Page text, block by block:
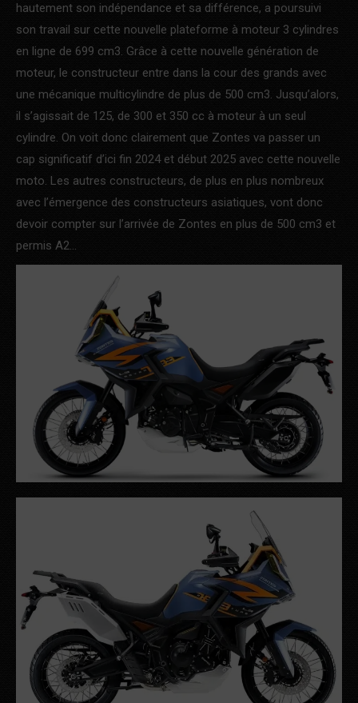
hautement son indépendance et sa différence, a poursuivi
son travail sur cette nouvelle plateforme à moteur 3 cylindres
en ligne de 699 cm3. Grâce à cette nouvelle génération de
moteur, le constructeur entre dans la cour des grands avec
une mécanique multicylindre de plus de 500 cm3. Jusqu’alors,
il s’agissait de 125, de 300 et 350 cc à moteur à un seul
cylindre. On voit donc clairement que Zontes va passer un
cap significatif d’ici fin 2024 et début 2025 avec cette nouvelle
moto. Les autres constructeurs, de plus en plus nombreux
avec l’émergence des constructeurs asiatiques, vont donc
devoir compter sur l’arrivée de Zontes en plus de 500 cm3 et
permis A2…